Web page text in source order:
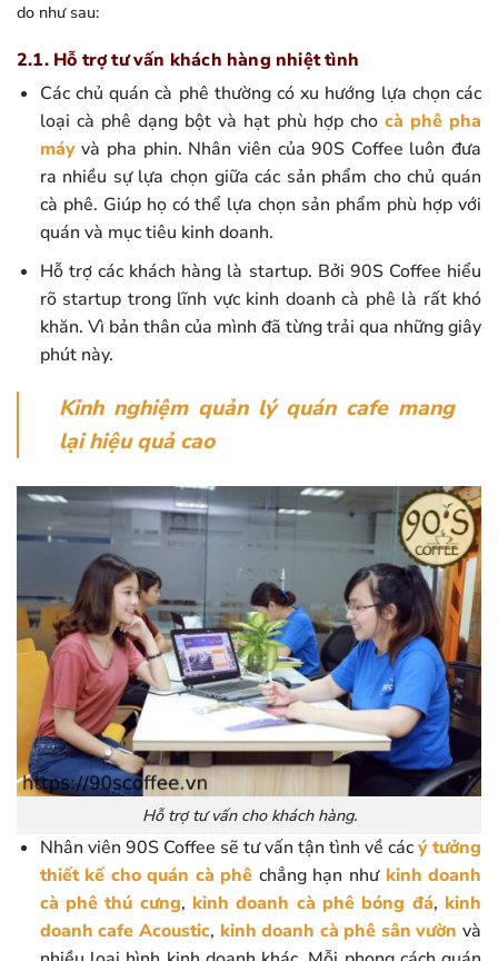
do như sau:
2.1. Hỗ trợ tư vấn khách hàng nhiệt tình
Các chủ quán cà phê thường có xu hướng lựa chọn các
loại cà phê dạng bột và hạt phù hợp cho cà phê pha
máyvà pha phin. Nhân viên của 90S Coffee luôn đưa
ra nhiều sự lựa chọn giữa các sản phẩm cho chủ quán
cà phê. Giúp họ có thể lựa chọn sản phẩm phù hợp với
quán và mục tiêu kinh doanh.
Hỗ trợ các khách hàng là startup. Bởi 90S Coffee hiểu
rõ startup trong lĩnh vực kinh doanh cà phê là rất khó
khăn. Vì bản thân của mình đã từng trải qua những giây
phút này.
Kinh nghiệm quản lý quán cafe mang
lại hiệu quả cao
Hỗ trợ tư vấn cho khách hàng.
Nhân viên 90S Coffee sẽ tư vấn tận tình về cácý tưởng
thiết kế cho quán cà phê chẳng hạn nhưkinh doanh
cà phê thú cưng, kinh doanh cà phê bóng đá, kinh
doanh cafe Acoustic, kinh doanh cà phê sân vườn và